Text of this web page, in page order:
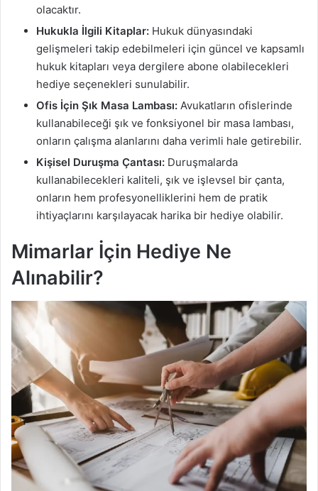
olacaktır.
Hukukla İlgili Kitaplar: Hukuk dünyasındaki
gelişmeleri takip edebilmeleri için güncel ve kapsamlı
hukuk kitapları veya dergilere abone olabilecekleri
hediye seçenekleri sunulabilir.
Ofis İçin Şık Masa Lambası: Avukatların ofislerinde
kullanabileceği şık ve fonksiyonel bir masa lambası,
onların çalışma alanlarını daha verimli hale getirebilir.
Kişisel Duruşma Çantası: Duruşmalarda
kullanabilecekleri kaliteli, şık ve işlevsel bir çanta,
onların hem profesyonelliklerini hem de pratik
ihtiyaçlarını karşılayacak harika bir hediye olabilir.
Mimarlar İçin Hediye Ne
Alınabilir?